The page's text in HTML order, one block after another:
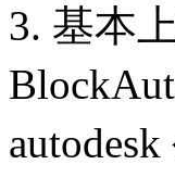
3. 基本